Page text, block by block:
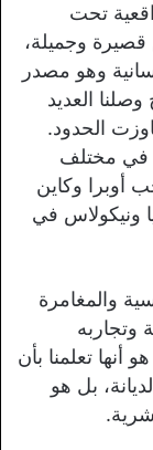
تحت
وجميلة،
وهو مصدر
العديد
الحدود.
في مختلف
أوبرا وكاين
ونيكولاس في
والمغامرة
وتجاربه
تعلمنا بأن
بل هو